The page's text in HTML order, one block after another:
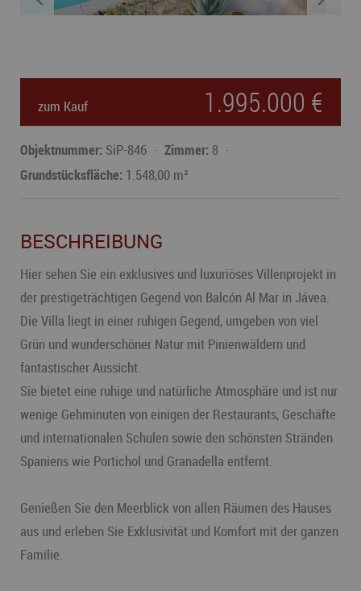
zum Kauf 1.995.000 €
Objektnummer: SiP-846 Zimmer: 8
Grundstücksfläche: 1.548,00 m²
BESCHREIBUNG
Hier sehen Sie ein exklusives und luxuriöses Villenprojekt in
der prestigeträchtigen Gegend von Balcón Al Mar in Jávea.
Die Villa liegt in einer ruhigen Gegend, umgeben von viel
Grün und wunderschöner Natur mit Pinienwäldern und
fantastischer Aussicht.
Sie bietet eine ruhige und natürliche Atmosphäre und ist nur
wenige Gehminuten von einigen der Restaurants, Geschäfte
und internationalen Schulen sowie den schönsten Stränden
Spaniens wie Portichol und Granadella entfernt.
Genießen Sie den Meerblick von allen Räumen des Hauses
aus und erleben Sie Exklusivität und Komfort mit der ganzen
Familie.